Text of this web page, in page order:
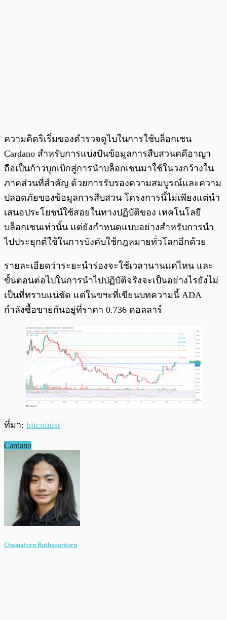
ความคิดริเริ่มของตำรวจดูไบในการใช้บล็อกเชน
Cardano สำหรับการแบ่งปันข้อมูลการสืบสวนคดีอาญา
ถือเป็นก้าวบุกเบิกสู่การนำบล็อกเชนมาใช้ในวงกว้างใน
ภาคส่วนที่สำคัญ ด้วยการรับรองความสมบูรณ์และความ
ปลอดภัยของข้อมูลการสืบสวน โครงการนี้ไม่เพียงแต่นำ
เสนอประโยชน์ใช้สอยในทางปฏิบัติของ เทคโนโลยี
บล็อกเชนเท่านั้น แต่ยังกำหนดแบบอย่างสำหรับการนำ
ไปประยุกต์ใช้ในการบังคับใช้กฎหมายทั่วโลกอีกด้วย
รายละเอียดว่าระยะนำร่องจะใช้เวลานานแค่ไหน และ
ขั้นตอนต่อไปในการนำไปปฏิบัติจริงจะเป็นอย่างไรยังไม่
เป็นที่ทราบแน่ชัด แต่ในขฯะที่เขียนบทความนี้ ADA
กำลังซื้อขายกันอยู่ที่ราคา 0.736 ดอลลาร์
ที่มา: bitcoinist
Cardano
Chaiyatorn Buthsoontorn